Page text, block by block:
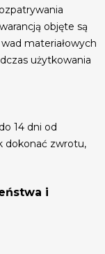
objęte są
materiałowych
użytkowania
14 dni od
dokonać zwrotu,
i